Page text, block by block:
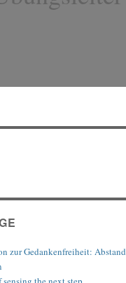
zur Gedankenfreiheit: Abstand